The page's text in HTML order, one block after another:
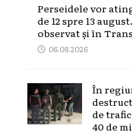
Perseidele vor
de 12 spre 13
observat și în
06.08.2026
În
de
40 de